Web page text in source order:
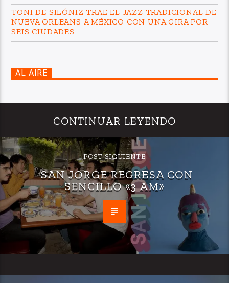
TONI DE SILÓNIZ TRAE EL JAZZ TRADICIONAL DE
NUEVA ORLEANS A MÉXICO CON UNA GIRA POR
SEIS CIUDADES
AL AIRE
CONTINUAR LEYENDO
POST SIGUIENTE
SAN JORGE REGRESA CON
SENCILLO «3 AM»